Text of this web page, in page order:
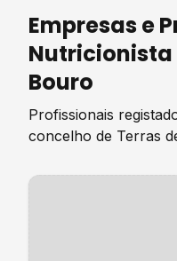
Empresas e
Nutricionista
Bouro
Profissionais
concelho de Terras